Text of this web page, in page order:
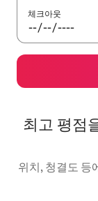
체크아웃
최고 평점
위치, 청결도 등